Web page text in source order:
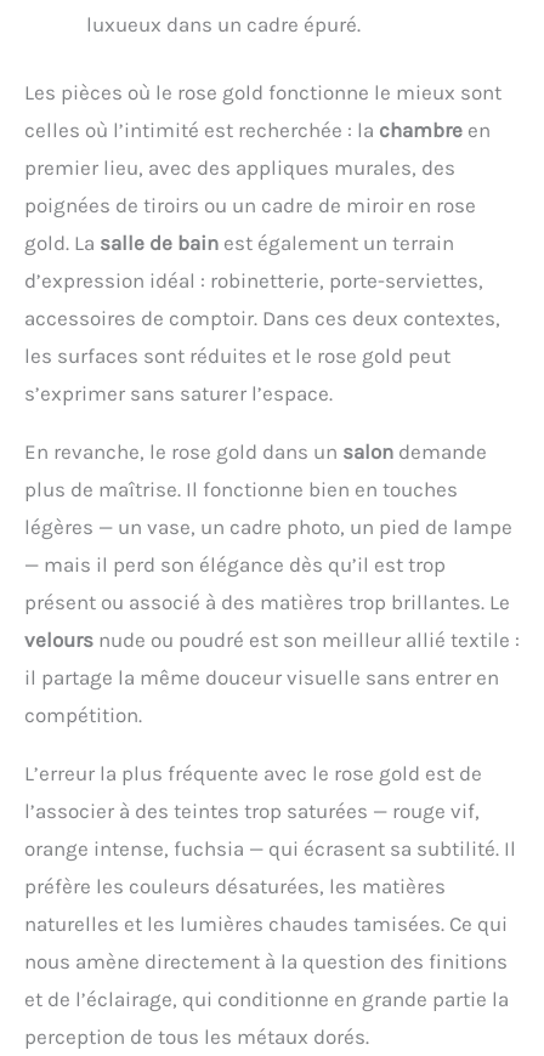
luxueux dans un cadre épuré.
Les pièces où le rose gold fonctionne le mieux sont
celles où l’intimité est recherchée : la chambre en
premier lieu, avec des appliques murales, des
poignées de tiroirs ou un cadre de miroir en rose
gold. La salle de bain est également un terrain
d’expression idéal : robinetterie, porte-serviettes,
accessoires de comptoir. Dans ces deux contextes,
les surfaces sont réduites et le rose gold peut
s’exprimer sans saturer l’espace.
En revanche, le rose gold dans un salon demande
plus de maîtrise. Il fonctionne bien en touches
légères — un vase, un cadre photo, un pied de lampe
— mais il perd son élégance dès qu’il est trop
présent ou associé à des matières trop brillantes. Le
velours nude ou poudré est son meilleur allié textile :
il partage la même douceur visuelle sans entrer en
compétition.
L’erreur la plus fréquente avec le rose gold est de
l’associer à des teintes trop saturées — rouge vif,
orange intense, fuchsia — qui écrasent sa subtilité. Il
préfère les couleurs désaturées, les matières
naturelles et les lumières chaudes tamisées. Ce qui
nous amène directement à la question des finitions
et de l’éclairage, qui conditionne en grande partie la
perception de tous les métaux dorés.